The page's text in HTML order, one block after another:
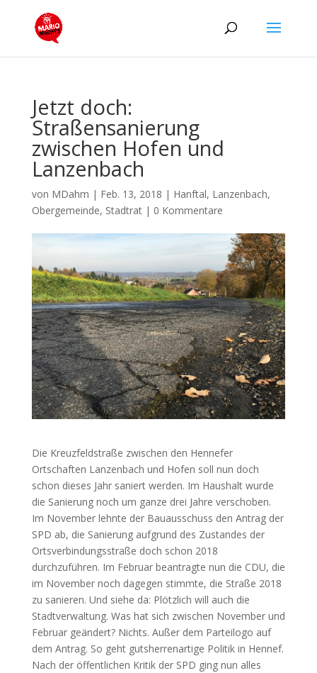
Jetzt doch:
Straßensanierung
zwischen Hofen und
Lanzenbach
von MDahm | Feb. 13, 2018 | Hanftal, Lanzenbach,
Obergemeinde, Stadtrat| 0 Kommentare
Die Kreuzfeldstraße zwischen den Hennefer
Ortschaften Lanzenbach und Hofen soll nun doch
schon dieses Jahr saniert werden. Im Haushalt wurde
die Sanierung noch um ganze drei Jahre verschoben.
Im November lehnte der Bauausschuss den Antrag der
SPD ab, die Sanierung aufgrund des Zustandes der
Ortsverbindungsstraße doch schon 2018
durchzuführen. Im Februar beantragte nun die CDU, die
im November noch dagegen stimmte, die Straße 2018
zu sanieren. Und siehe da: Plötzlich will auch die
Stadtverwaltung. Was hat sich zwischen November und
Februar geändert? Nichts. Außer dem Parteilogo auf
dem Antrag. So geht gutsherrenartige Politik in Hennef.
Nach der öffentlichen Kritik der SPD ging nun alles